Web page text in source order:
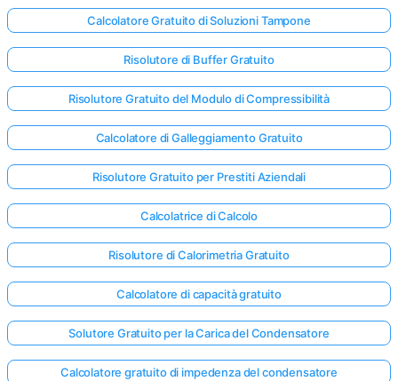
Calcolatore Gratuito di Soluzioni Tampone
Risolutore di Buffer Gratuito
Risolutore Gratuito del Modulo di Compressibilità
Calcolatore di Galleggiamento Gratuito
Risolutore Gratuito per Prestiti Aziendali
Calcolatrice di Calcolo
Risolutore di Calorimetria Gratuito
Calcolatore di capacità gratuito
Solutore Gratuito per la Carica del Condensatore
Calcolatore gratuito di impedenza del condensatore